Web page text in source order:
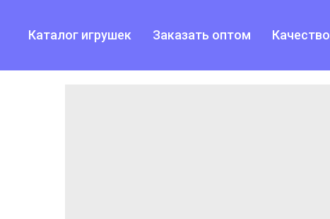
Каталог игрушек Заказать оптом Качество